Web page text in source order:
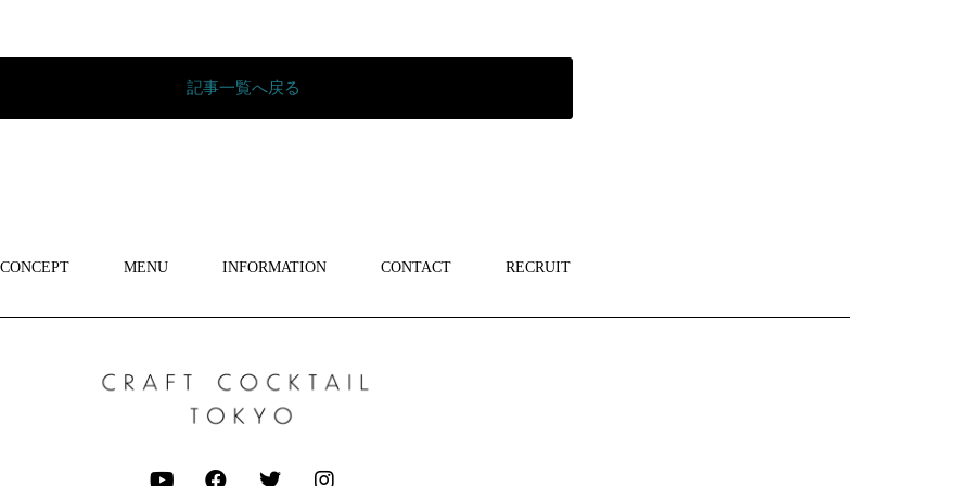
記事一覧へ戻る
CONCEPT MENU INFORMATION CONTACT RECRUIT